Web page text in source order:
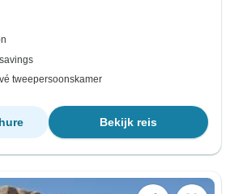
tweepersoonskamer
Bekijk reis